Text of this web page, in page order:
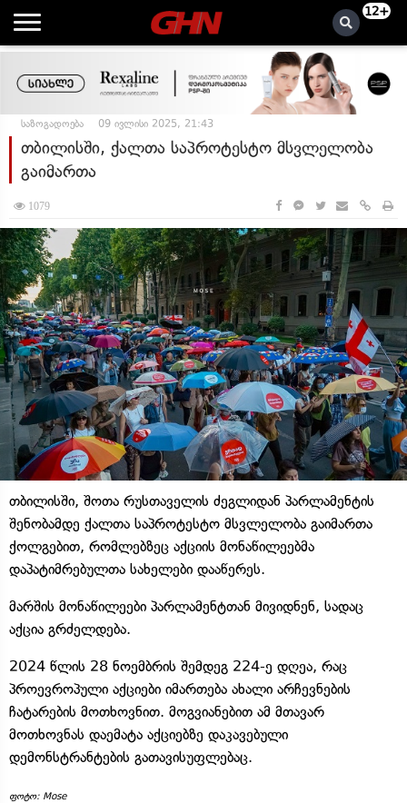
12+
საზოგადოება 09 ივლისი 2025, 21:43
თბილისში, ქალთა საპროტესტო მსვლელობა
გაიმართა
1079
თბილისში, შოთა რუსთაველის ძეგლიდან პარლამენტის
შენობამდე ქალთა საპროტესტო მსვლელობა გაიმართა
ქოლგებით, რომლებზეც აქციის მონაწილეებმა
დაპატიმრებულთა სახელები დააწერეს.
მარშის მონაწილეები პარლამენტთან მივიდნენ, სადაც
აქცია გრძელდება.
2024 წლის 28 ნოემბრის შემდეგ 224-ე დღეა, რაც
პროევროპული აქციები იმართება ახალი არჩევნების
ჩატარების მოთხოვნით. მოგვიანებით ამ მთავარ
მოთხოვნას დაემატა აქციებზე დაკავებული
დემონსტრანტების გათავისუფლებაც.
ფოტო: Mose